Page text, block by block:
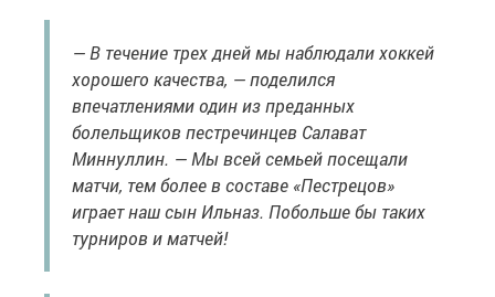
— В течение трех дней мы наблюдали хоккей
хорошего качества, — поделился
впечатлениями один из преданных
болельщиков пестречинцев Салават
Миннуллин. — Мы всей семьей посещали
матчи, тем более в составе «Пестрецов»
играет наш сын Ильназ. Побольше бы таких
турниров и матчей!